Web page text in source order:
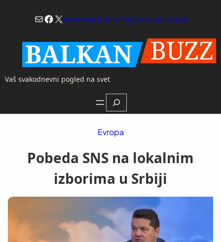
Mail
Facebook
X NaslovnaO namaPretplatite se na vesti
Vaš svakodnevni pogled na svet
Search
Evropa
Pobeda SNS na lokalnim
izborima u Srbiji